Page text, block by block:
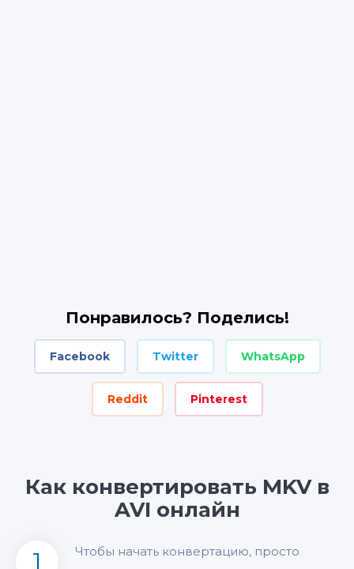
Понравилось? Поделись!
Facebook Twitter WhatsApp
Reddit Pinterest
Как конвертировать MKV в
AVI онлайн
1
Чтобы начать конвертацию, просто